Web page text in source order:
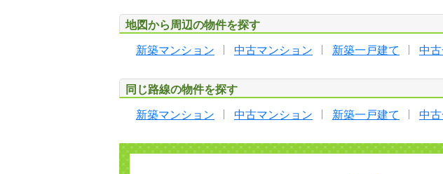
地図から周辺の物件を探す
新築マンション 中古マンション 新築一戸建て 中
同じ路線の物件を探す
新築マンション 中古マンション 新築一戸建て 中